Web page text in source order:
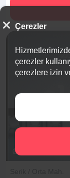
Çerezler
çerezler
çerezlere izin